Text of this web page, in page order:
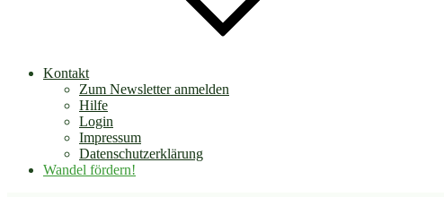
Kontakt
Zum Newsletter anmelden
Hilfe
Login
Impressum
Datenschutzerklärung
Wandel fördern!